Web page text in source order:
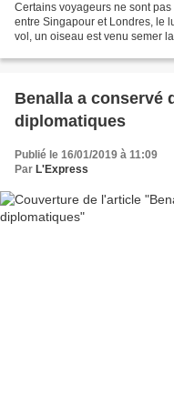
Certains voyageurs ne sont
entre Singapour et Londres, le
vol, un oiseau est venu semer
Benalla a conservé
diplomatiques
Publié le 16/01/2019 à 11:09
Par L'Express